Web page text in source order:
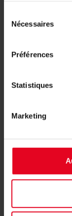
services.
Nécessaires
Préférences
Statistiques
Marketing